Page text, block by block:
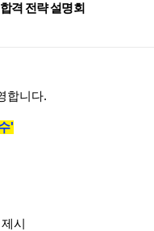
격 전략 설명회
합니다.
'
시